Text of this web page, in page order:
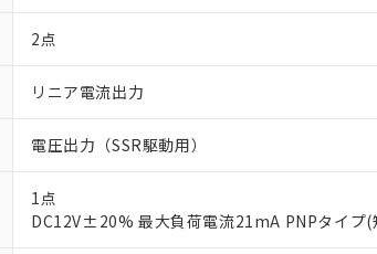
2点
リニア電流出力
電圧出力（SSR駆動用）
1点
DC12V±20% 最大負荷電流21mA PNPタイプ(